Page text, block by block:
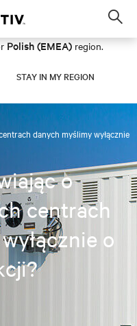
Polish (EMEA) region.
STAY IN MY REGION
danych myślimy wyłącznie
o
centrach
o